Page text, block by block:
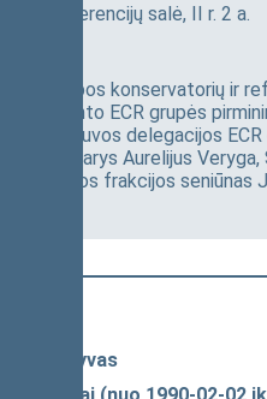
konferencijų salė, II r. 2 a.
Europos konservatorių ir
Parlamento ECR grupės
Lietuvos delegacijos
narys Aurelijus
sąjungos frakcijos seniūnas
archyvas